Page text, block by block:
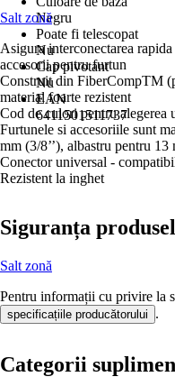
Negru
Poate fi telescopat
Nu
Cap pivotant
Nu
EAN
6411501511737
Salt zonă
Asigura interconectarea
accesorii pentru furtun
Construit din FiberCompTM
material foarte rezistent
Cod de culori pentru alegerea
Furtunele si accesoriile sunt
mm (3/8’’), albastru pentru 13
Conector universal -
Rezistent la inghet
Siguranța
Salt zonă
Pentru informații cu privire la
specificațiile producătorului .
Categorii